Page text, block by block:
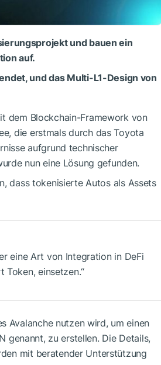
und bauen ein
auf.
und das Multi-L1-Design von
dem Blockchain-Framework von
die erstmals durch das Toyota
aufgrund technischer
nun eine Lösung gefunden.
dass tokenisierte Autos als Assets
eine Art von Integration in DeFi
Token, einsetzen.“
Avalanche nutzen wird, um einen
genannt, zu erstellen. Die Details,
mit beratender Unterstützung